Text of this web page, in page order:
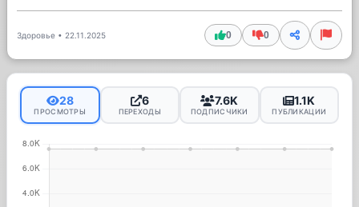
Здоровье • 22.11.2025 0 0
28
ПРОСМОТРЫ
6
ПЕРЕХОДЫ
7.6K
ПОДПИСЧИКИ
1.1K
ПУБЛИКАЦИИ